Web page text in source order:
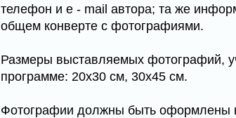
телефон и e - mail автора; та же
общем конверте с фотографиями.
Размеры выставляемых фотографий,
программе: 20х30 см, 30х45 см.
Фотографии должны быть оформлены